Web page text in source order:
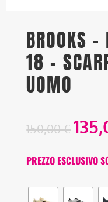
BROOKS
18 –
UOMO
150,00€
PREZZO ESCLUSIVO